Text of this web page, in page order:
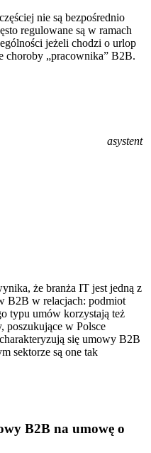
nie są bezpośrednio
regulowane są w ramach
jeżeli chodzi o urlop
choroby „pracownika” B2B.
że branża IT jest jedną z
B2B w relacjach: podmiot
typu umów korzystają też
poszukujące w Polsce
się umowy B2B
sektorze są one tak
B2B na umowę o